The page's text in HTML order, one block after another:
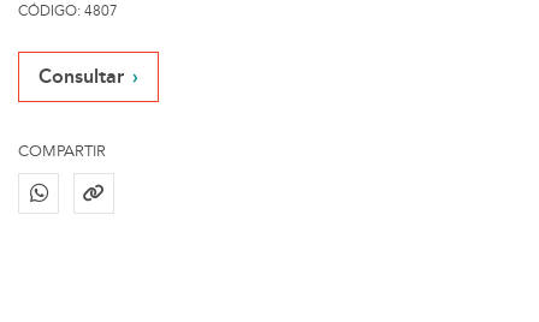
CÓDIGO: 4807
Consultar
COMPARTIR